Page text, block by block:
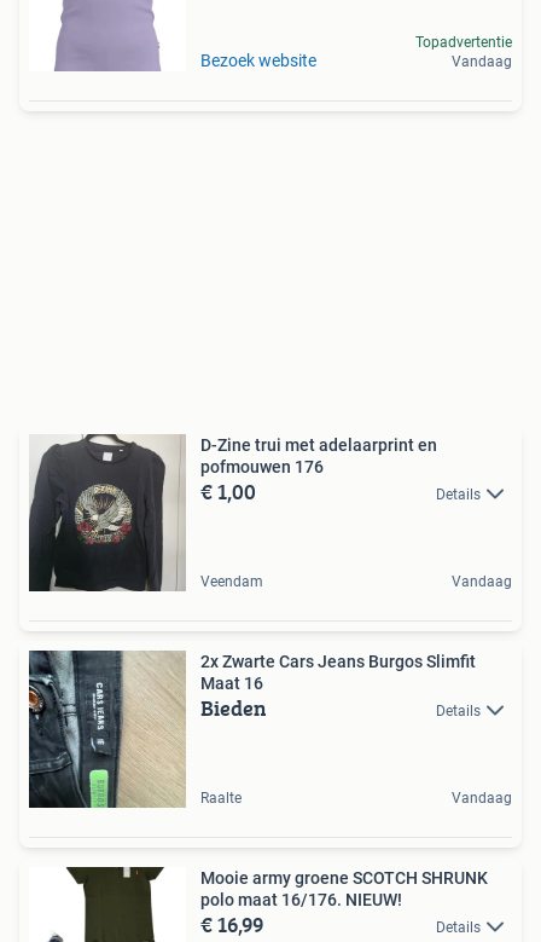
Bezoek website
Topadvertentie
Vandaag
D-Zine trui met adelaarprint en
pofmouwen 176
€ 1,00 Details
Veendam Vandaag
2x Zwarte Cars Jeans Burgos Slimfit
Maat 16
Bieden Details
Raalte Vandaag
Mooie army groene SCOTCH SHRUNK
polo maat 16/176. NIEUW!
€ 16,99 Details